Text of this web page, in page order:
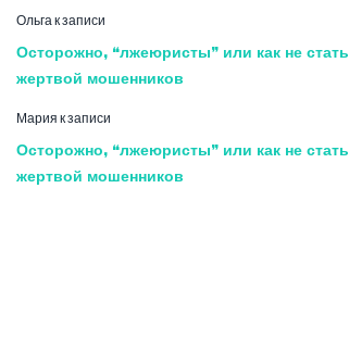
Ольга к записи
Осторожно, “лжеюристы” или как не стать
жертвой мошенников
Мария к записи
Осторожно, “лжеюристы” или как не стать
жертвой мошенников